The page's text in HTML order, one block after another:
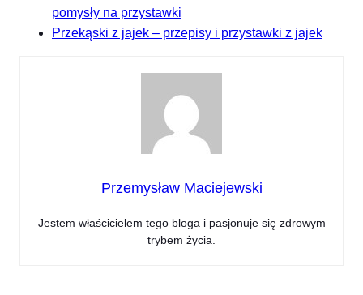
pomysły na przystawki
Przekąski z jajek – przepisy i przystawki z jajek
Przemysław Maciejewski
Jestem właścicielem tego bloga i pasjonuje się zdrowym
trybem życia.